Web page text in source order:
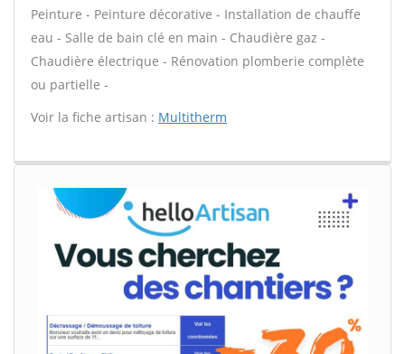
Peinture - Peinture décorative - Installation de chauffe
eau - Salle de bain clé en main - Chaudière gaz -
Chaudière électrique - Rénovation plomberie complète
ou partielle -
Voir la fiche artisan : Multitherm